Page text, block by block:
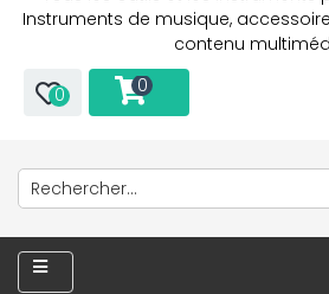
Instruments de musique,
contenu
0 0